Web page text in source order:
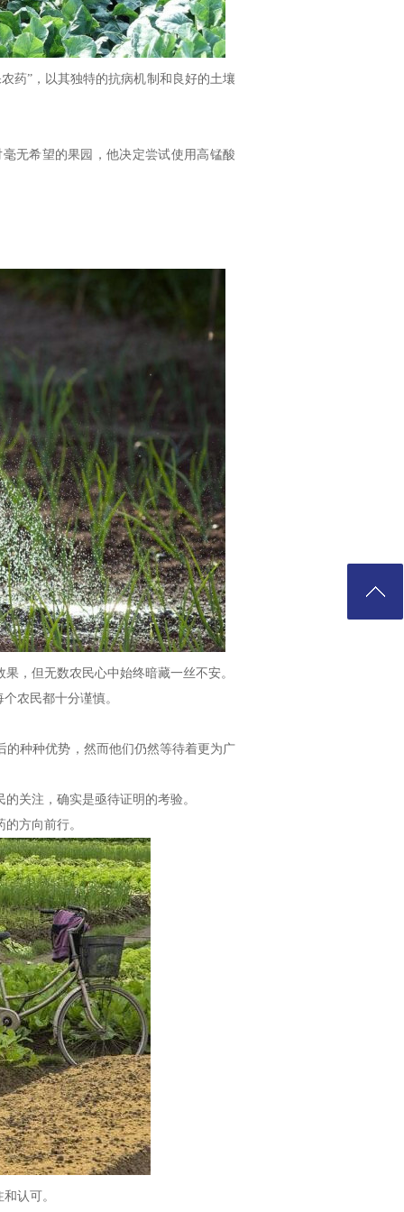
药”，以其独特的抗病机制和良好的土壤
无希望的果园，他决定尝试使用高锰酸
，但无数农民心中始终暗藏一丝不安。
农民都十分谨慎。
种种优势，然而他们仍然等待着更为广
关注，确实是亟待证明的考验。
方向前行。
认可。